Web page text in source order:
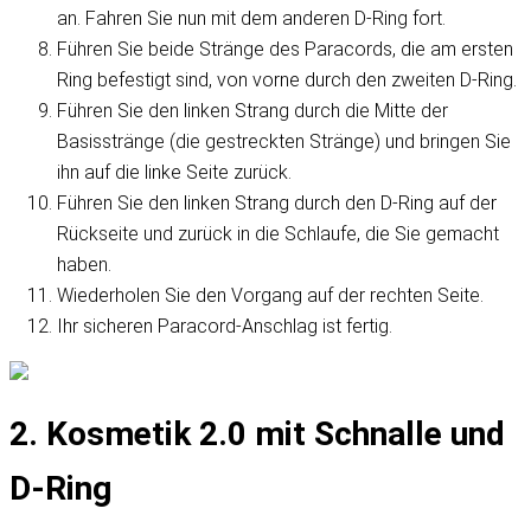
an. Fahren Sie nun mit dem anderen D-Ring fort.
Führen Sie beide Stränge des Paracords, die am ersten
Ring befestigt sind, von vorne durch den zweiten D-Ring.
Führen Sie den linken Strang durch die Mitte der
Basisstränge (die gestreckten Stränge) und bringen Sie
ihn auf die linke Seite zurück.
Führen Sie den linken Strang durch den D-Ring auf der
Rückseite und zurück in die Schlaufe, die Sie gemacht
haben.
Wiederholen Sie den Vorgang auf der rechten Seite.
Ihr sicheren Paracord-Anschlag ist fertig.
2. Kosmetik 2.0 mit Schnalle und
D-Ring